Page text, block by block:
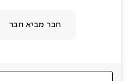
חבר מביא חבר